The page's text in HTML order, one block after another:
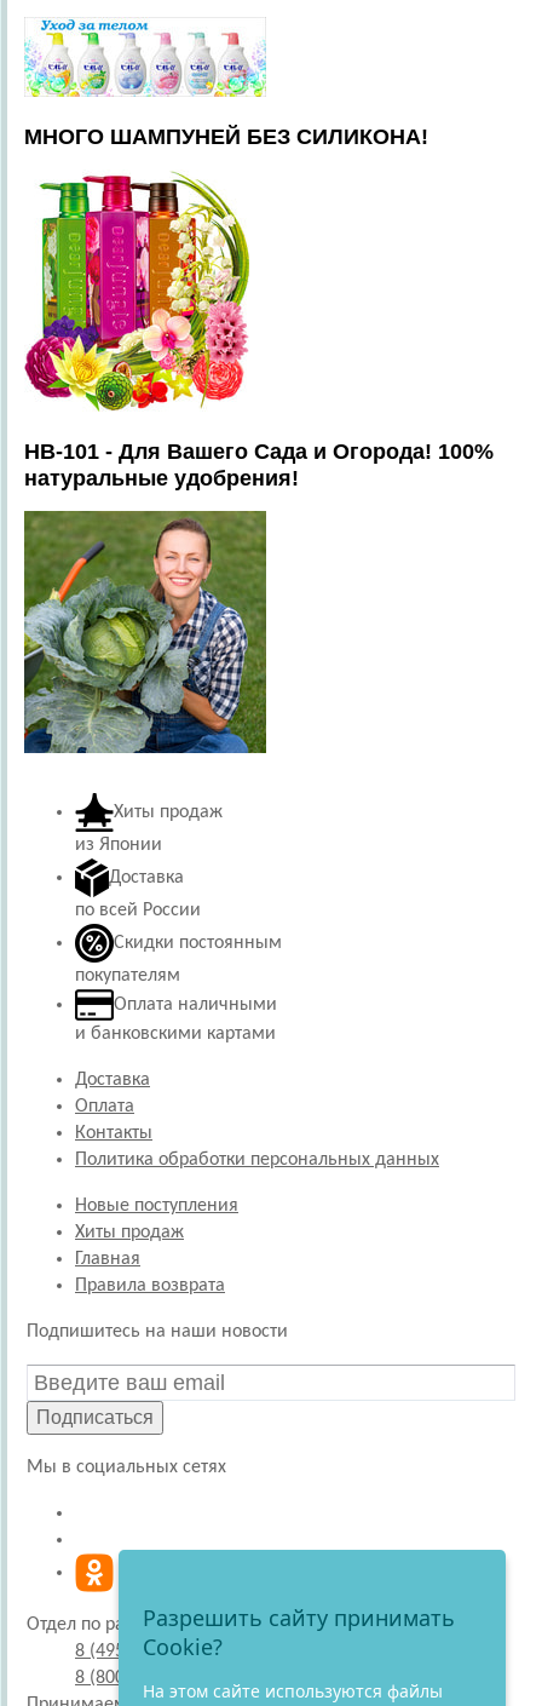
МНОГО ШАМПУНЕЙ БЕЗ СИЛИКОНА!
HB-101 - Для Вашего Сада и Огорода! 100%
натуральные удобрения!
Хиты продаж
из Японии
Доставка
по всей России
Скидки постоянным
покупателям
Оплата наличными
и банковскими картами
Доставка
Оплата
Контакты
Политика обработки персональных данных
Новые поступления
Хиты продаж
Главная
Правила возврата
Подпишитесь на наши новости
Подписаться
Мы в социальных сетях
Отдел по работе с покупателями
8 (495) 220-51-30
8 (800) 707-27-19
Разрешить сайту принимать
Cookie?
На этом сайте используются файлы